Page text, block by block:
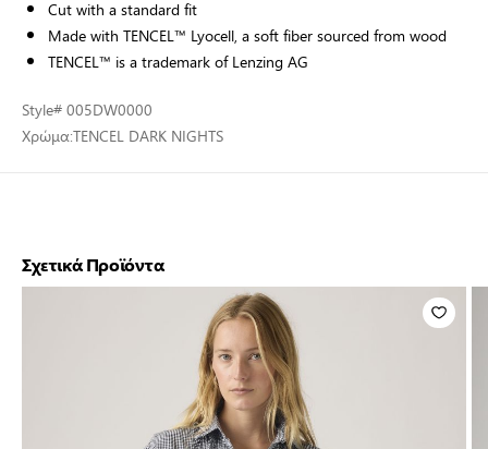
Cut with a standard fit
Made with TENCEL™ Lyocell, a soft fiber sourced from wood
TENCEL™ is a trademark of Lenzing AG
Style# 005DW0000
Χρώμα:TENCEL DARK NIGHTS
Σχετικά Προϊόντα